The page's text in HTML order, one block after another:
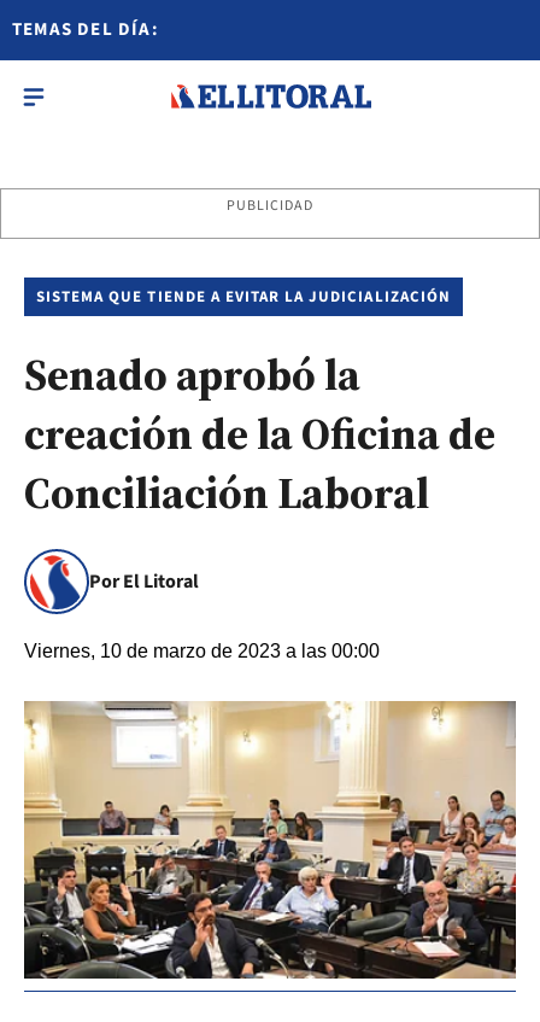
TEMAS DEL DÍA:
PUBLICIDAD
SISTEMA QUE TIENDE A EVITAR LA JUDICIALIZACIÓN
Senado aprobó la
creación de la Oficina de
Conciliación Laboral
Por El Litoral
Viernes, 10 de marzo de 2023 a las 00:00